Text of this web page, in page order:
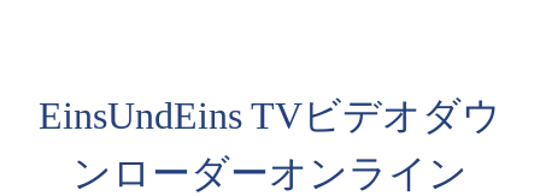
EinsUndEins TVビデオダウ
ンローダーオンライン